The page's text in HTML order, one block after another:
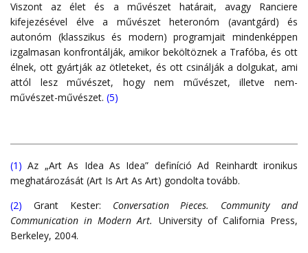
Viszont az élet és a művészet határait, avagy Ranciere
kifejezésével élve a művészet heteronóm (avantgárd) és
autonóm (klasszikus és modern) programjait mindenképpen
izgalmasan konfrontálják, amikor beköltöznek a Trafóba, és ott
élnek, ott gyártják az ötleteket, és ott csinálják a dolgukat, ami
attól lesz művészet, hogy nem művészet, illetve nem-
művészet-művészet. (5)
(1) Az „Art As Idea As Idea” definíció Ad Reinhardt ironikus
meghatározását (Art Is Art As Art) gondolta tovább.
(2) Grant Kester: Conversation Pieces. Community and
Communication in Modern Art. University of California Press,
Berkeley, 2004.